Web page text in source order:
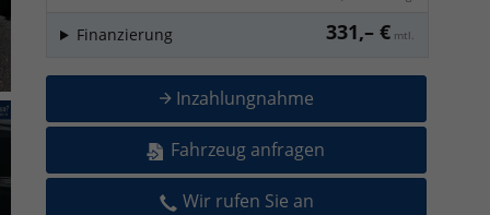
331,– € mtl.
Finanzierung
Inzahlungnahme
Fahrzeug anfragen
Wir rufen Sie an